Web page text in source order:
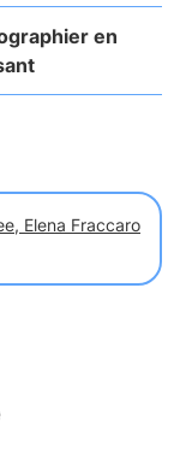
en
Elena Fraccaro